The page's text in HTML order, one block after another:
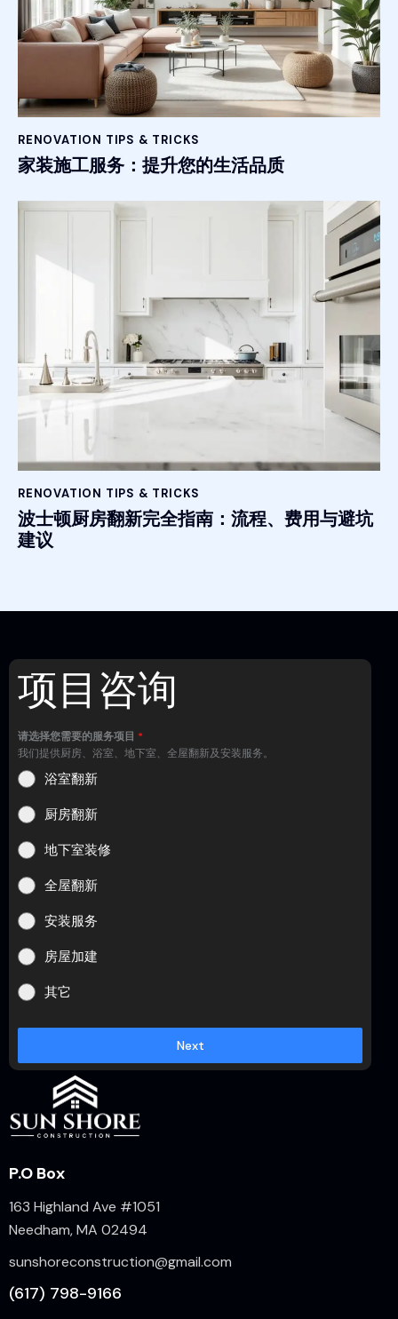
RENOVATION TIPS & TRICKS
家装施工服务：提升您的生活品质
RENOVATION TIPS & TRICKS
波士顿厨房翻新完全指南：流程、费用与避坑
建议
项目咨询
请选择您需要的服务项目 *
我们提供厨房、浴室、地下室、全屋翻新及安装服务。
浴室翻新
厨房翻新
地下室装修
全屋翻新
安装服务
房屋加建
其它
Next
P.O Box
163 Highland Ave #1051
Needham, MA 02494
sunshoreconstruction@gmail.com
(617) 798-9166